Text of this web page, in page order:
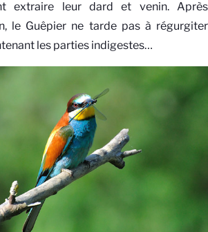
extraire leur dard et venin. Après
le Guêpier ne tarde pas à régurgiter
les parties indigestes…